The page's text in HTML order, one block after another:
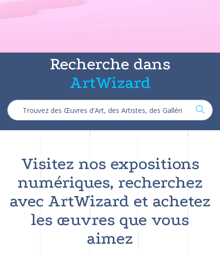
Recherche dans
ArtWizard
Visitez nos expositions
numériques, recherchez
avec ArtWizard et achetez
les œuvres que vous
aimez